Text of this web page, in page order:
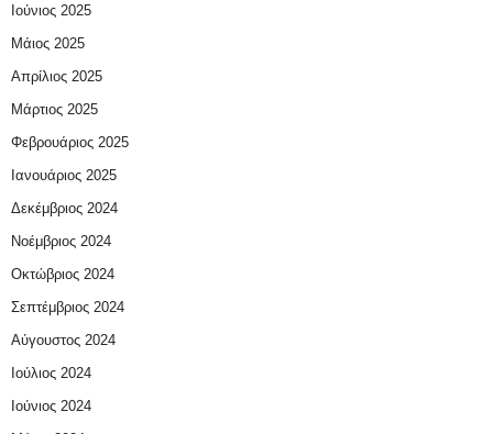
Ιούνιος 2025
Μάιος 2025
Απρίλιος 2025
Μάρτιος 2025
Φεβρουάριος 2025
Ιανουάριος 2025
Δεκέμβριος 2024
Νοέμβριος 2024
Οκτώβριος 2024
Σεπτέμβριος 2024
Αύγουστος 2024
Ιούλιος 2024
Ιούνιος 2024